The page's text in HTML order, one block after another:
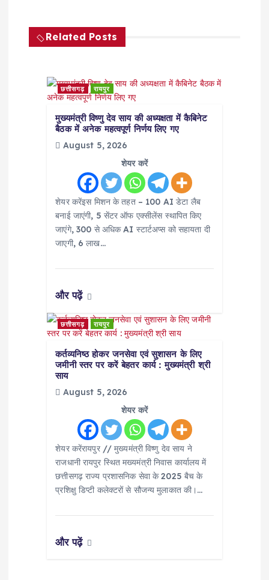
v
Related Posts
छत्तीसगढ़ रायपुर
मुख्यमंत्री विष्णु देव साय की अध्यक्षता में कैबिनेट
बैठक में अनेक महत्वपूर्ण निर्णय लिए गए
August 5, 2026
शेयर करें
शेयर करेंइस मिशन के तहत – 100 AI डेटा लैब
बनाई जाएंगी, 5 सेंटर ऑफ एक्सीलेंस स्थापित किए
जाएंगे, 300 से अधिक AI स्टार्टअप्स को सहायता दी
जाएगी, 6 लाख…
और पढ़ें
छत्तीसगढ़ रायपुर
कर्तव्यनिष्ठ होकर जनसेवा एवं सुशासन के लिए
जमीनी स्तर पर करें बेहतर कार्य : मुख्यमंत्री श्री
साय
August 5, 2026
शेयर करें
शेयर करेंरायपुर // मुख्यमंत्री विष्णु देव साय ने
राजधानी रायपुर स्थित मख्यमंत्री निवास कार्यालय में
छत्तीसगढ़ राज्य प्रशासनिक सेवा के 2025 बैच के
प्रशिक्षु डिप्टी कलेक्टरों से सौजन्य मुलाकात की।…
और पढ़ें